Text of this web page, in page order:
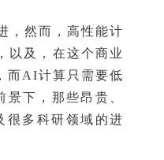
，然而，高性能计
以及，在这个商业
而AI计算只需要低
下，那些昂贵、
很多科研领域的进